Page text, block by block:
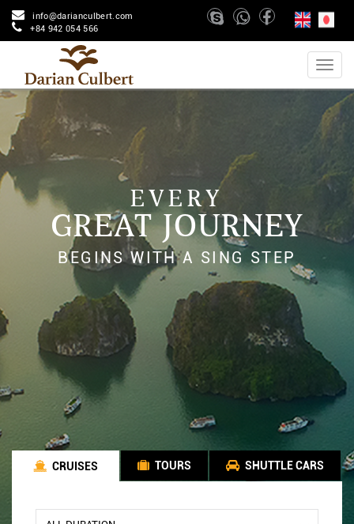
info@darianculbert.com
+84 942 054 566
EVERY
GREAT JOURNEY
BEGINS WITH A SING STEP
CRUISES TOURS SHUTTLE CARS